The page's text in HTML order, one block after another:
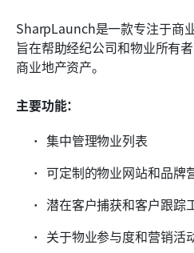
SharpLaunch是一款专注于商
旨在帮助经纪公司和物业所有
商业地产资产。
主要功能：
集中管理物业列表
可定制的物业网站和品牌
潜在客户捕获和客户跟踪
关于物业参与度和营销活